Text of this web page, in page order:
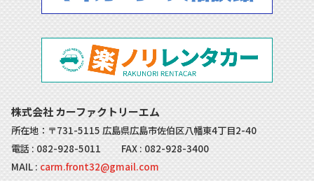
株式会社 カーファクトリーエム
所在地：〒731-5115 広島県広島市佐伯区八幡東4丁目2-40
電話 : 082-928-5011 FAX : 082-928-3400
MAIL : carm.front32@gmail.com